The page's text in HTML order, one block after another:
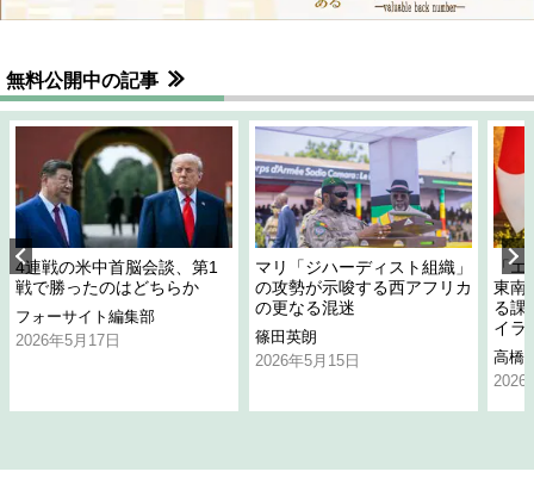
無料公開中の記事
4連戦の米中首脳会談、第1
戦で勝ったのはどちらか
フォーサイト編集部
2026年5月17日
マリ「ジハーディスト組織」
の攻勢が示唆する西アフリカ
の更なる混迷
篠田英朗
2026年5月15日
「
東南
る課
イラ
高橋
2026